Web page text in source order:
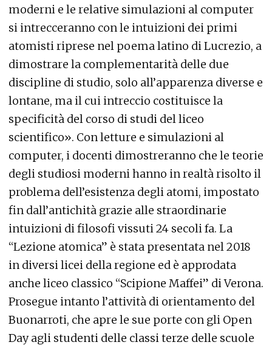
moderni e le relative simulazioni al computer
si intrecceranno con le intuizioni dei primi
atomisti riprese nel poema latino di Lucrezio, a
dimostrare la complementarità delle due
discipline di studio, solo all’apparenza diverse e
lontane, ma il cui intreccio costituisce la
specificità del corso di studi del liceo
scientifico». Con letture e simulazioni al
computer, i docenti dimostreranno che le teorie
degli studiosi moderni hanno in realtà risolto il
problema dell’esistenza degli atomi, impostato
fin dall’antichità grazie alle straordinarie
intuizioni di filosofi vissuti 24 secoli fa. La
“Lezione atomica” è stata presentata nel 2018
in diversi licei della regione ed è approdata
anche liceo classico “Scipione Maffei” di Verona.
Prosegue intanto l’attività di orientamento del
Buonarroti, che apre le sue porte con gli Open
Day agli studenti delle classi terze delle scuole